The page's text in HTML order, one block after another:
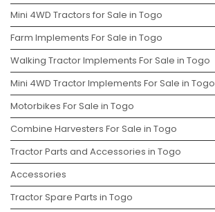
Mini 4WD Tractors for Sale in Togo
Farm Implements For Sale in Togo
Walking Tractor Implements For Sale in Togo
Mini 4WD Tractor Implements For Sale in Togo
Motorbikes For Sale in Togo
Combine Harvesters For Sale in Togo
Tractor Parts and Accessories in Togo
Accessories
Tractor Spare Parts in Togo